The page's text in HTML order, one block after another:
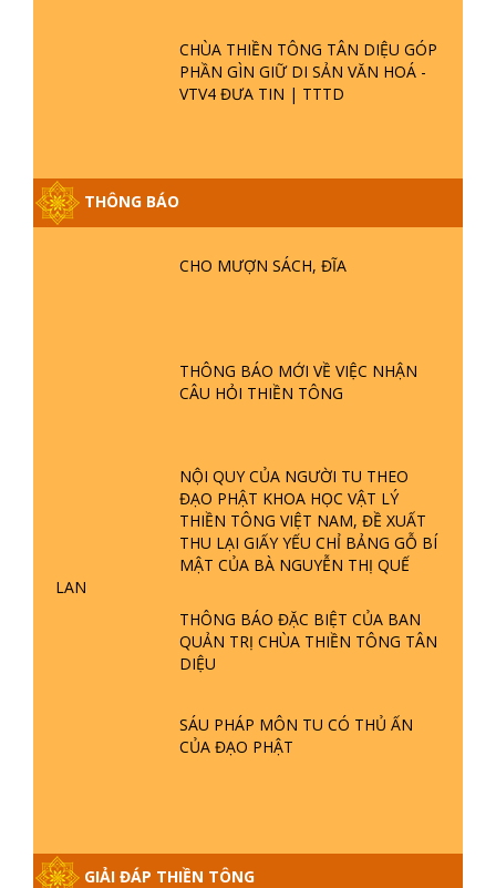
CHÙA THIỀN TÔNG TÂN DIỆU GÓP
PHẦN GÌN GIỮ DI SẢN VĂN HOÁ -
VTV4 ĐƯA TIN | TTTD
THÔNG BÁO
CHO MƯỢN SÁCH, ĐĨA
THÔNG BÁO MỚI VỀ VIỆC NHẬN
CÂU HỎI THIỀN TÔNG
NỘI QUY CỦA NGƯỜI TU THEO
ĐẠO PHẬT KHOA HỌC VẬT LÝ
THIỀN TÔNG VIỆT NAM, ĐỀ XUẤT
THU LẠI GIẤY YẾU CHỈ BẢNG GỖ BÍ
MẬT CỦA BÀ NGUYỄN THỊ QUẾ
LAN
THÔNG BÁO ĐẶC BIỆT CỦA BAN
QUẢN TRỊ CHÙA THIỀN TÔNG TÂN
DIỆU
SÁU PHÁP MÔN TU CÓ THỦ ẤN
CỦA ĐẠO PHẬT
GIẢI ĐÁP THIỀN TÔNG
GIẢI ĐÁP ĐẶC BIỆT P25 - SUỐT 49
NĂM PHẬT KHÔNG NÓI? HỘI LONG
HOA LÀ HỘI GÌ? TỬ VÌ ĐẠO
TTTD
GIẢI ĐÁP ĐẶC BIỆT P23 - THIÊN
TĂNG? | TTTD
GIẢI ĐÁP THIỀN TÔNG ĐẶC BIỆT P22
- TẠI SAO TRÁI ĐẤT NHIỀU THIÊN TAI
- LŨ LỤT - HỎA HOẠN | TTTD
GIẢI ĐÁP THIỀN TÔNG ĐẶC BIỆT P21
- TẠI SAO ĐỨC PHẬT BƯỚC ĐI 7
BƯỚC TRÊN HOA SEN ? | TTTD
GIẢI ĐÁP VỀ LỄ TIỄN THIỀN TÔNG SƯ
NGỌC LÂM VỀ PHẬT GIỚI
PHIỀN NÃO DO ĐÂU MÀ CÓ?